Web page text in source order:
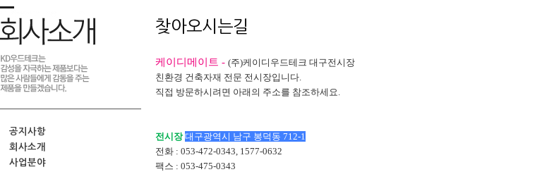
공지사항
회사소개
사업분야
찾아오시는길
케이디메이트 - (주)케이디우드테크 대구전시장
친환경 건축자재 전문 전시장입니다.
직접 방문하시려면 아래의 주소를 참조하세요.
전시장 대구광역시 남구 봉덕동 712-1
전화 : 053-472-0343, 1577-0632
팩스 : 053-475-0343